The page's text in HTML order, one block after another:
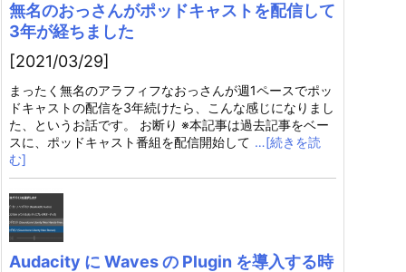
無名のおっさんがポッドキャストを配信して
3年が経ちました
[2021/03/29]
まったく無名のアラフィフなおっさんが週1ペースでポッ
ドキャストの配信を3年続けたら、こんな感じになりまし
た、というお話です。 お断り ※本記事は過去記事をベー
スに、ポッドキャスト番組を配信開始して …[続きを読
む]
Audacity に Waves の Plugin を導入する時